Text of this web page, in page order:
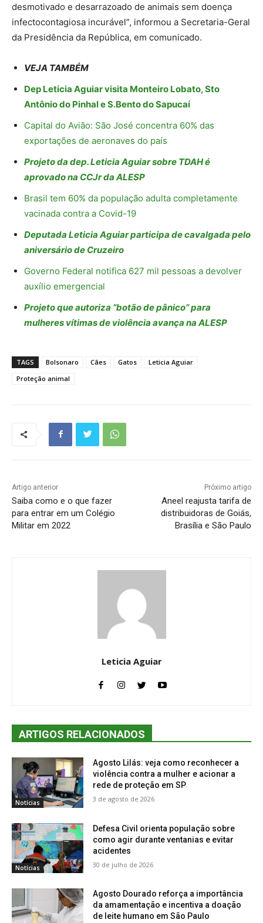
desmotivado e desarrazoado de animais sem doença
infectocontagiosa incurável”, informou a Secretaria-Geral
da Presidência da República, em comunicado.
VEJA TAMBÉM
Dep Leticia Aguiar visita Monteiro Lobato, Sto
Antônio do Pinhal e S.Bento do Sapucaí
Capital do Avião: São José concentra 60% das
exportações de aeronaves do país
Projeto da dep. Leticia Aguiar sobre TDAH é
aprovado na CCJr da ALESP
Brasil tem 60% da população adulta completamente
vacinada contra a Covid-19
Deputada Leticia Aguiar participa de cavalgada pelo
aniversário de Cruzeiro
Governo Federal notifica 627 mil pessoas a devolver
auxílio emergencial
Projeto que autoriza “botão de pânico” para
mulheres vítimas de violência avança na ALESP
TAGS Bolsonaro Cães Gatos
Leticia Aguiar
Proteção animal
Artigo anterior
Saiba como e o que fazer
para entrar em um Colégio
Militar em 2022
Próximo artigo
Aneel reajusta tarifa de
distribuidoras de Goiás,
Brasília e São Paulo
Leticia Aguiar
ARTIGOS RELACIONADOS
Notícias
Agosto Lilás: veja como reconhecer a
violência contra a mulher e acionar a
rede de proteção em SP
3 de agosto de 2026
Notícias
Defesa Civil orienta população sobre
como agir durante ventanias e evitar
acidentes
30 de julho de 2026
Agosto Dourado reforça a importância
da amamentação e incentiva a doação
de leite humano em São Paulo